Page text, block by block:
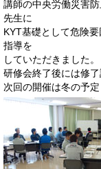
講師の中央労働災害
先生に
KYT基礎として危険
指導を
していただきました。
研修会終了後には修了
次回の開催は冬の予定